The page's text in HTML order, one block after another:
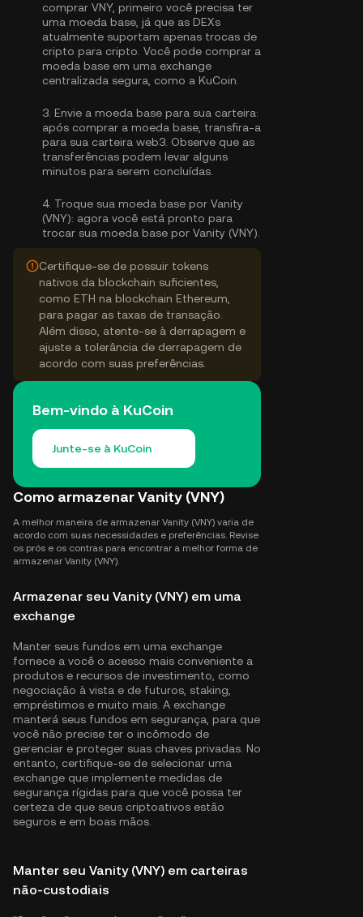
comprar VNY, primeiro você precisa ter
uma moeda base, já que as DEXs
atualmente suportam apenas trocas de
cripto para cripto. Você pode comprar a
moeda base em uma exchange
centralizada segura, como a KuCoin.
3. Envie a moeda base para sua carteira:
após comprar a moeda base, transfira-a
para sua carteira web3. Observe que as
transferências podem levar alguns
minutos para serem concluídas.
4. Troque sua moeda base por Vanity
(VNY): agora você está pronto para
trocar sua moeda base por Vanity (VNY).
Certifique-se de possuir tokens
nativos da blockchain suficientes,
como ETH na blockchain Ethereum,
para pagar as taxas de transação.
Além disso, atente-se à derrapagem e
ajuste a tolerância de derrapagem de
acordo com suas preferências.
Bem-vindo à KuCoin
Junte-se à KuCoin
Como armazenar Vanity (VNY)
A melhor maneira de armazenar Vanity (VNY) varia de
acordo com suas necessidades e preferências. Revise
os prós e os contras para encontrar a melhor forma de
armazenar Vanity (VNY).
Armazenar seu Vanity (VNY) em uma
exchange
Manter seus fundos em uma exchange
fornece a você o acesso mais conveniente a
produtos e recursos de investimento, como
negociação à vista e de futuros, staking,
empréstimos e muito mais. A exchange
manterá seus fundos em segurança, para que
você não precise ter o incômodo de
gerenciar e proteger suas chaves privadas. No
entanto, certifique-se de selecionar uma
exchange que implemente medidas de
segurança rígidas para que você possa ter
certeza de que seus criptoativos estão
seguros e em boas mãos.
Manter seu Vanity (VNY) em carteiras
não-custodiais